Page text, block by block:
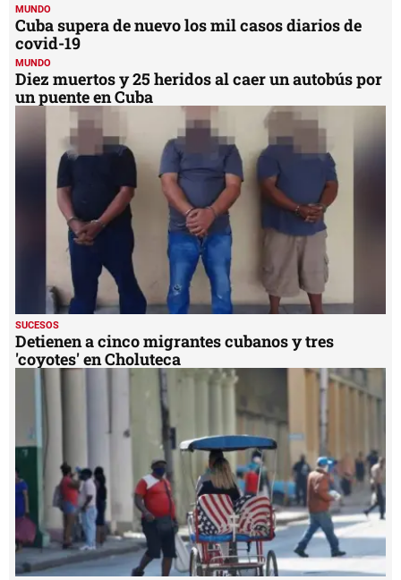
MUNDO
Cuba supera de nuevo los mil casos diarios de
covid-19
MUNDO
Diez muertos y 25 heridos al caer un autobús por
un puente en Cuba
SUCESOS
Detienen a cinco migrantes cubanos y tres
'coyotes' en Choluteca